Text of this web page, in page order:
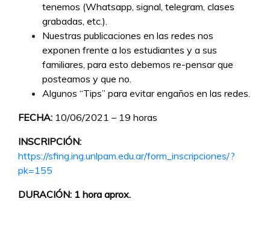
tenemos (Whatsapp, signal, telegram, clases
grabadas, etc.).
Nuestras publicaciones en las redes nos
exponen frente a los estudiantes y a sus
familiares, para esto debemos re-pensar que
posteamos y que no.
Algunos “Tips” para evitar engaños en las redes.
FECHA: 10/06/2021 – 19 horas
INSCRIPCIÓN:
https://sfing.ing.unlpam.edu.ar/form_inscripciones/?
pk=155
DURACIÓN: 1 hora aprox.